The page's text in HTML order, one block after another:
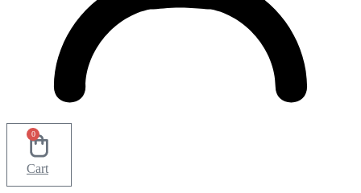
0
Cart